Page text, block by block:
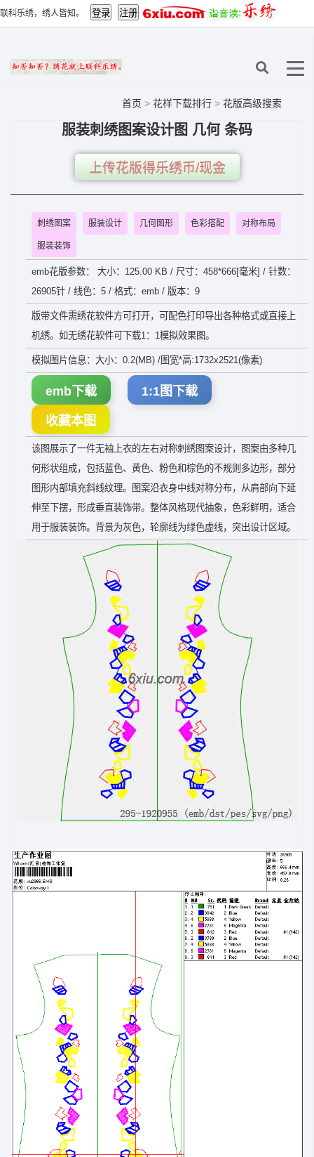
联科乐绣，绣人皆知。
首页 > 花样下载排行 > 花版高级搜索
服装刺绣图案设计图 几何 条码
上传花版得乐绣币/现金
刺绣图案 服装设计 几何图形 色彩搭配 对称布局
服装装饰
emb花版参数： 大小：125.00 KB / 尺寸：458*666[毫米] / 针数：
26905针 / 线色：5 / 格式：emb / 版本：9
版带文件需绣花软件方可打开，可配色打印导出各种格式或直接上
机绣。如无绣花软件可下载1：1模拟效果图。
模拟图片信息：大小：0.2(MB) /图宽*高:1732x2521(像素)
emb下载 1:1图下载
收藏本图
该图展示了一件无袖上衣的左右对称刺绣图案设计，图案由多种几
何形状组成，包括蓝色、黄色、粉色和棕色的不规则多边形，部分
图形内部填充斜线纹理。图案沿衣身中线对称分布，从肩部向下延
伸至下摆，形成垂直装饰带。整体风格现代抽象，色彩鲜明，适合
用于服装装饰。背景为灰色，轮廓线为绿色虚线，突出设计区域。